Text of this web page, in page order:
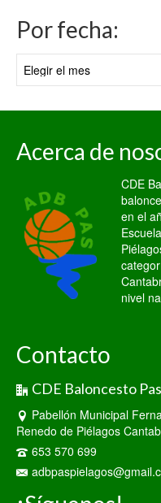
Por fecha:
fecha:
Acerca de
CDE
en el
nivel
Contacto
CDE Baloncesto Pas
Pabellón Municipal
Renedo de Piélagos
653 570 699